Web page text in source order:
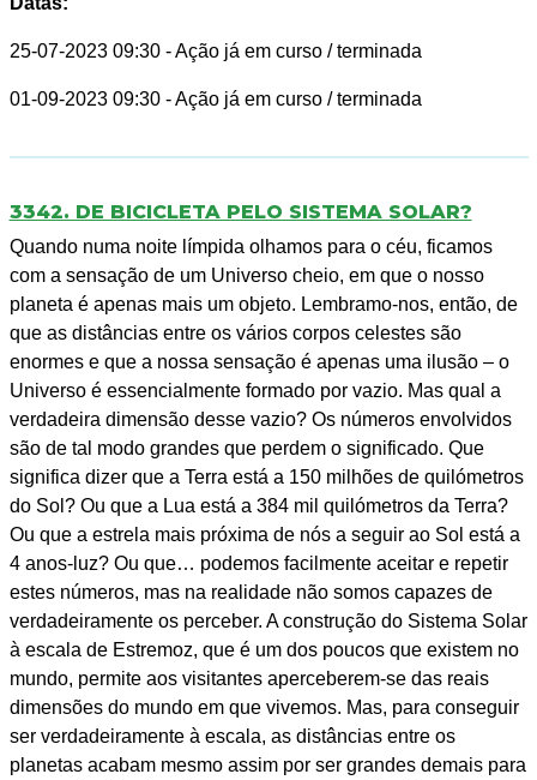
25-07-2023 09:30 - Ação já em curso / terminada
01-09-2023 09:30 - Ação já em curso / terminada
3342. DE BICICLETA PELO SISTEMA SOLAR?
Quando numa noite límpida olhamos para o céu, ficamos
com a sensação de um Universo cheio, em que o nosso
planeta é apenas mais um objeto. Lembramo-nos, então, de
que as distâncias entre os vários corpos celestes são
enormes e que a nossa sensação é apenas uma ilusão – o
Universo é essencialmente formado por vazio. Mas qual a
verdadeira dimensão desse vazio? Os números envolvidos
são de tal modo grandes que perdem o significado. Que
significa dizer que a Terra está a 150 milhões de quilómetros
do Sol? Ou que a Lua está a 384 mil quilómetros da Terra?
Ou que a estrela mais próxima de nós a seguir ao Sol está a
4 anos-luz? Ou que… podemos facilmente aceitar e repetir
estes números, mas na realidade não somos capazes de
verdadeiramente os perceber. A construção do Sistema Solar
à escala de Estremoz, que é um dos poucos que existem no
mundo, permite aos visitantes aperceberem-se das reais
dimensões do mundo em que vivemos. Mas, para conseguir
ser verdadeiramente à escala, as distâncias entre os
planetas acabam mesmo assim por ser grandes demais para